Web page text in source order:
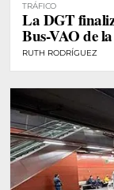
TRÁFICO
La DGT
Bus-VAO de
RUTH RODRÍGUEZ